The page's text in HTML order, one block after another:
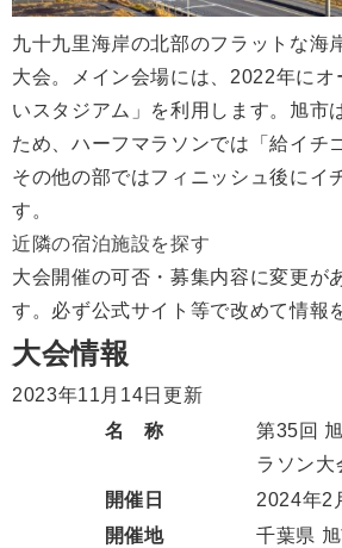
九十九里海岸の北部のフラットな海
大会。メイン会場には、2022年にオ
いスタジアム」を利用します。旭市
ため、ハーフマラソンでは「給イチ
その他の部ではフィニッシュ後にイ
す。
近隣の宿泊施設を探す
大会開催の可否・募集内容に変更が
す。必ず公式サイト等で改めて情報
大会情報
2023年11月14日更新
名 称
第35回
ラソン大
開催日
2024年2
開催地
千葉県